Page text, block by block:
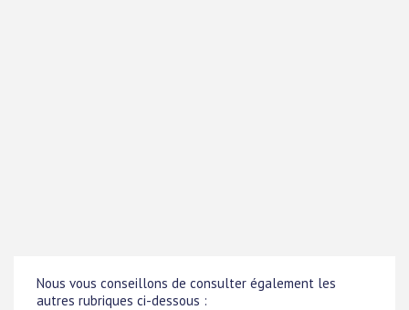
Nous vous conseillons de consulter également les
autres rubriques ci-dessous :